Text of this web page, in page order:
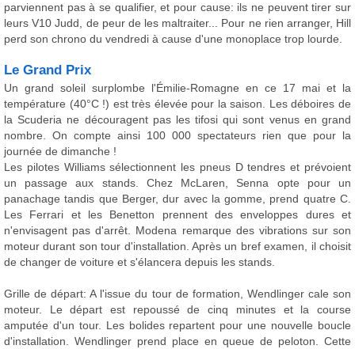
parviennent pas à se qualifier, et pour cause: ils ne peuvent tirer sur
leurs V10 Judd, de peur de les maltraiter... Pour ne rien arranger, Hill
perd son chrono du vendredi à cause d'une monoplace trop lourde.
Le Grand Prix
Un grand soleil surplombe l'Émilie-Romagne en ce 17 mai et la
température (40°C !) est très élevée pour la saison. Les déboires de
la Scuderia ne découragent pas les tifosi qui sont venus en grand
nombre. On compte ainsi 100 000 spectateurs rien que pour la
journée de dimanche !
Les pilotes Williams sélectionnent les pneus D tendres et prévoient
un passage aux stands. Chez McLaren, Senna opte pour un
panachage tandis que Berger, dur avec la gomme, prend quatre C.
Les Ferrari et les Benetton prennent des enveloppes dures et
n'envisagent pas d'arrêt. Modena remarque des vibrations sur son
moteur durant son tour d'installation. Après un bref examen, il choisit
de changer de voiture et s'élancera depuis les stands.
Grille de départ: A l'issue du tour de formation, Wendlinger cale son
moteur. Le départ est repoussé de cinq minutes et la course
amputée d'un tour. Les bolides repartent pour une nouvelle boucle
d'installation. Wendlinger prend place en queue de peloton. Cette